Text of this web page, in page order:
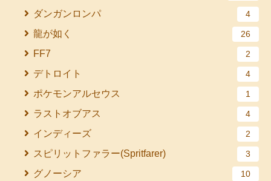
ダンガンロンパ 4
龍が如く 26
FF7 2
デトロイト 4
ポケモンアルセウス 1
ラストオブアス 4
インディーズ 2
スピリットファラー(Spritfarer) 3
グノーシア 10